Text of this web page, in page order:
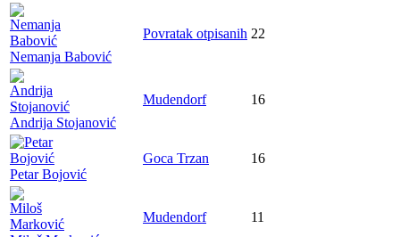
Nemanja Babović
Povratak otpisanih 22
Andrija Stojanović
Mudendorf 16
Petar Bojović
Goca Trzan 16
Mudendorf 11